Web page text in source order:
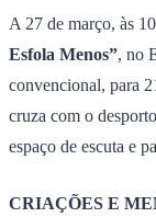
A 27 de março, às
Esfola Menos”, no
convencional, para
cruza com o
espaço de escuta e
CRIAÇÕES E